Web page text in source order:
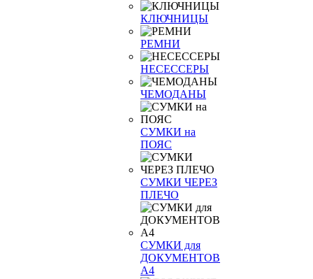
КЛЮЧНИЦЫ
РЕМНИ
НЕСЕССЕРЫ
ЧЕМОДАНЫ
СУМКИ на
ПОЯС
СУМКИ ЧЕРЕЗ
ПЛЕЧО
СУМКИ для
ДОКУМЕНТОВ
А4